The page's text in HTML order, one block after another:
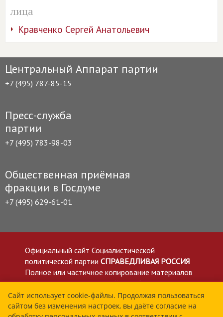
лица
Кравченко Сергей Анатольевич
Центральный Аппарат партии
+7 (495) 787-85-15
Пресс-служба
партии
+7 (495) 783-98-03
Общественная приёмная
фракции в Госдуме
+7 (495) 629-61-01
Официальный сайт Социалистической
политической партии СПРАВЕДЛИВАЯ РОССИЯ
Полное или частичное копирование материалов
приветствуется со ссылкой на сайт spravedlivo.ru
Политика в отношении обработки персональных
данных
Сайт использует cookie-файлы. Продолжая пользоваться
сайтом без изменения настроек, вы даёте согласие на